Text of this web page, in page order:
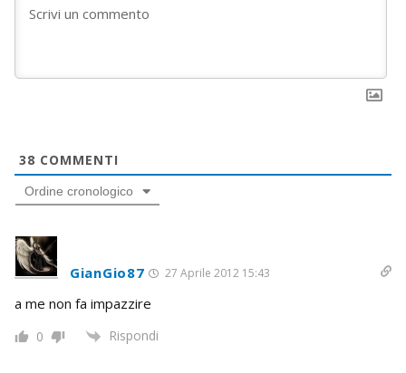
38 COMMENTI
Ordine cronologico
GianGio87 27 Aprile 2012 15:43
a me non fa impazzire
0 Rispondi